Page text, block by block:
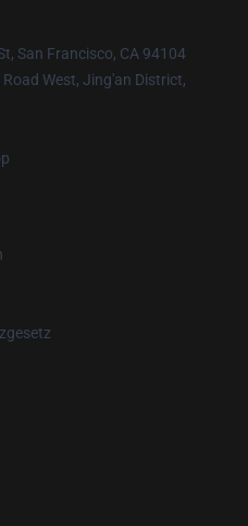
San Francisco, CA 94104
West, Jing'an District,